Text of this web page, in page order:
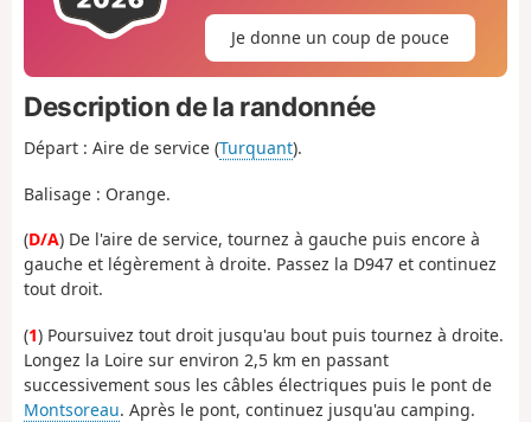
Je donne un coup de pouce
Description de la randonnée
Départ : Aire de service (Turquant).
Balisage : Orange.
(D/A) De l'aire de service, tournez à gauche puis encore à
gauche et légèrement à droite. Passez la D947 et continuez
tout droit.
(1) Poursuivez tout droit jusqu'au bout puis tournez à droite.
Longez la Loire sur environ 2,5 km en passant
successivement sous les câbles électriques puis le pont de
Montsoreau. Après le pont, continuez jusqu'au camping.